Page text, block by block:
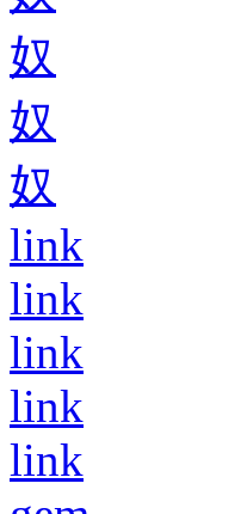
奴
奴
奴
link
link
link
link
link